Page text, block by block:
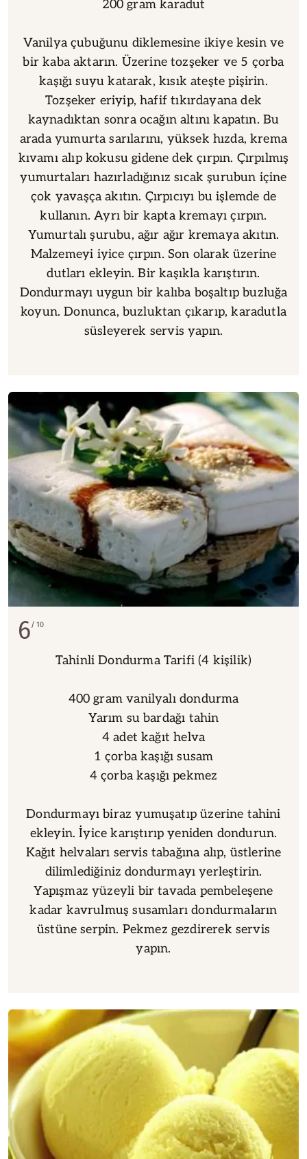
200 gram karadut
Vanilya çubuğunu diklemesine ikiye kesin ve
bir kaba aktarın. Üzerine tozşeker ve 5 çorba
kaşığı suyu katarak, kısık ateşte pişirin.
Tozşeker eriyip, hafif tıkırdayana dek
kaynadıktan sonra ocağın altını kapatın. Bu
arada yumurta sarılarını, yüksek hızda, krema
kıvamı alıp kokusu gidene dek çırpın. Çırpılmış
yumurtaları hazırladığınız sıcak şurubun içine
çok yavaşça akıtın. Çırpıcıyı bu işlemde de
kullanın. Ayrı bir kapta kremayı çırpın.
Yumurtalı şurubu, ağır ağır kremaya akıtın.
Malzemeyi iyice çırpın. Son olarak üzerine
dutları ekleyin. Bir kaşıkla karıştırın.
Dondurmayı uygun bir kalıba boşaltıp buzluğa
koyun. Donunca, buzluktan çıkarıp, karadutla
süsleyerek servis yapın.
6 10
Tahinli Dondurma Tarifi (4 kişilik)
400 gram vanilyalı dondurma
Yarım su bardağı tahin
4 adet kağıt helva
1 çorba kaşığı susam
4 çorba kaşığı pekmez
Dondurmayı biraz yumuşatıp üzerine tahini
ekleyin. İyice karıştırıp yeniden dondurun.
Kağıt helvaları servis tabağına alıp, üstlerine
dilimlediğiniz dondurmayı yerleştirin.
Yapışmaz yüzeyli bir tavada pembeleşene
kadar kavrulmuş susamları dondurmaların
üstüne serpin. Pekmez gezdirerek servis
yapın.